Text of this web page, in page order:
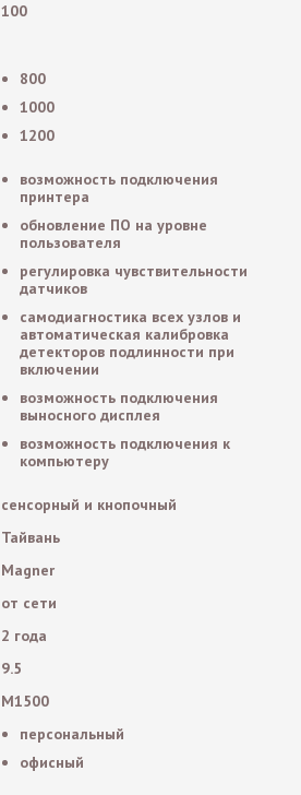
100
800
1000
1200
возможность подключения
принтера
обновление ПО на уровне
пользователя
регулировка чувствительности
датчиков
cамодиагностика всех узлов и
автоматическая калибровка
детекторов подлинности при
включении
возможность подключения
выносного дисплея
возможность подключения к
компьютеру
сенсорный и кнопочный
Тайвань
Magner
от сети
2 года
9.5
M1500
персональный
офисный